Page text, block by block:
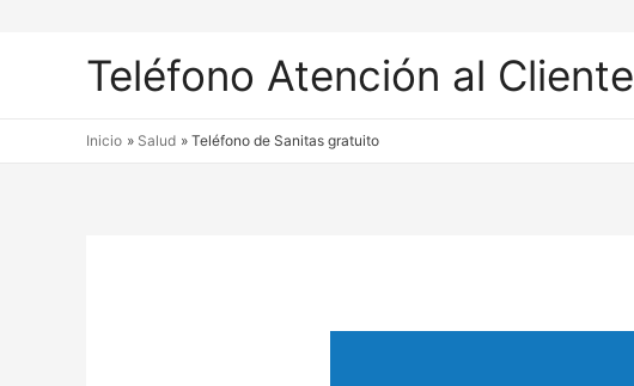
Teléfono Atención al Cliente
Inicio Salud Teléfono de Sanitas gratuito